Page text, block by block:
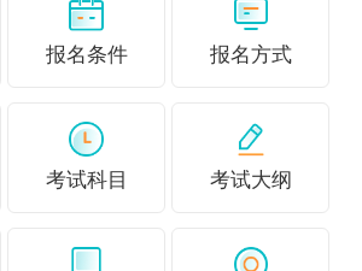
的非货币性资产交换
时换入多项资产的，在确定各项换入资产的
值占换入资产公允价值总额的比例，对换入资
的成本。
不具有商业实质，或者虽具有商业实质但换
分配，确定各项换入资产的成本。
报名条件 报名方式
考试科目 考试大纲